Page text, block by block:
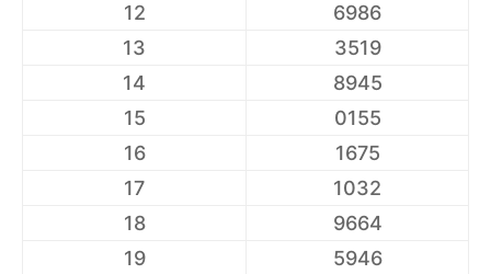
12
6986
13
3519
14
8945
15
0155
16
1675
17
1032
18
9664
19
5946